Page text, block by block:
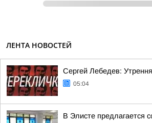
ЛЕНТА НОВОСТЕЙ
Сергей Лебедев:
05:04
В Элисте предлагается